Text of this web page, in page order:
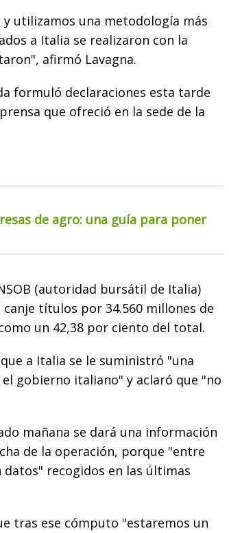
utilizamos una metodología más
a Italia se realizaron con la
afirmó Lavagna.
formuló declaraciones esta tarde
que ofreció en la sede de la
de agro: una guía para poner
(autoridad bursátil de Italia)
títulos por 34.560 millones de
un 42,38 por ciento del total.
a Italia se le suministró "una
gobierno italiano" y aclaró que "no
mañana se dará una información
de la operación, porque "entre
datos" recogidos en las últimas
tras ese cómputo "estaremos un